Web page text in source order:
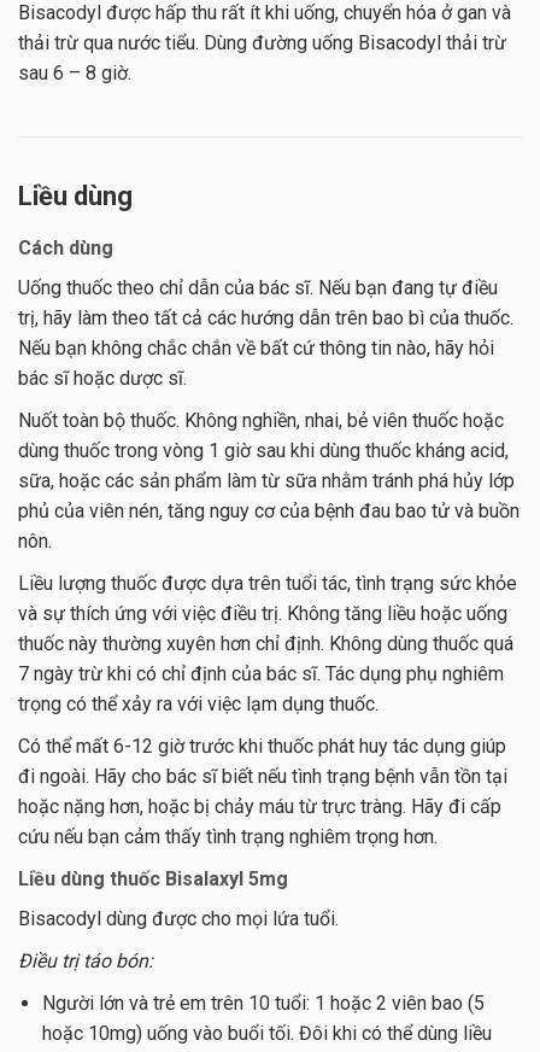
Bisacodyl được hấp thu rất ít khi uống, chuyển hóa ở gan và
thải trừ qua nước tiểu. Dùng đường uống Bisacodyl thải trừ
sau 6 – 8 giờ.
Liều dùng
Cách dùng
Uống thuốc theo chỉ dẫn của bác sĩ. Nếu bạn đang tự điều
trị, hãy làm theo tất cả các hướng dẫn trên bao bì của thuốc.
Nếu bạn không chắc chắn về bất cứ thông tin nào, hãy hỏi
bác sĩ hoặc dược sĩ.
Nuốt toàn bộ thuốc. Không nghiền, nhai, bẻ viên thuốc hoặc
dùng thuốc trong vòng 1 giờ sau khi dùng thuốc kháng acid,
sữa, hoặc các sản phẩm làm từ sữa nhằm tránh phá hủy lớp
phủ của viên nén, tăng nguy cơ của bệnh đau bao tử và buồn
nôn.
Liều lượng thuốc được dựa trên tuổi tác, tình trạng sức khỏe
và sự thích ứng với việc điều trị. Không tăng liều hoặc uống
thuốc này thường xuyên hơn chỉ định. Không dùng thuốc quá
7 ngày trừ khi có chỉ định của bác sĩ. Tác dụng phụ nghiêm
trọng có thể xảy ra với việc lạm dụng thuốc.
Có thể mất 6-12 giờ trước khi thuốc phát huy tác dụng giúp
đi ngoài. Hãy cho bác sĩ biết nếu tình trạng bệnh vẫn tồn tại
hoặc nặng hơn, hoặc bị chảy máu từ trực tràng. Hãy đi cấp
cứu nếu bạn cảm thấy tình trạng nghiêm trọng hơn.
Liều dùng thuốc Bisalaxyl 5mg
Bisacodyl dùng được cho mọi lứa tuổi.
Điều trị táo bón:
Người lớn và trẻ em trên 10 tuổi: 1 hoặc 2 viên bao (5
hoặc 10mg) uống vào buổi tối. Đôi khi có thể dùng liều